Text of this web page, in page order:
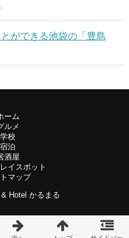
ができる池袋の「豊島
ーム
ルメ
学校
宿泊
酒屋
イスポット
マップ
Hotel かるまる